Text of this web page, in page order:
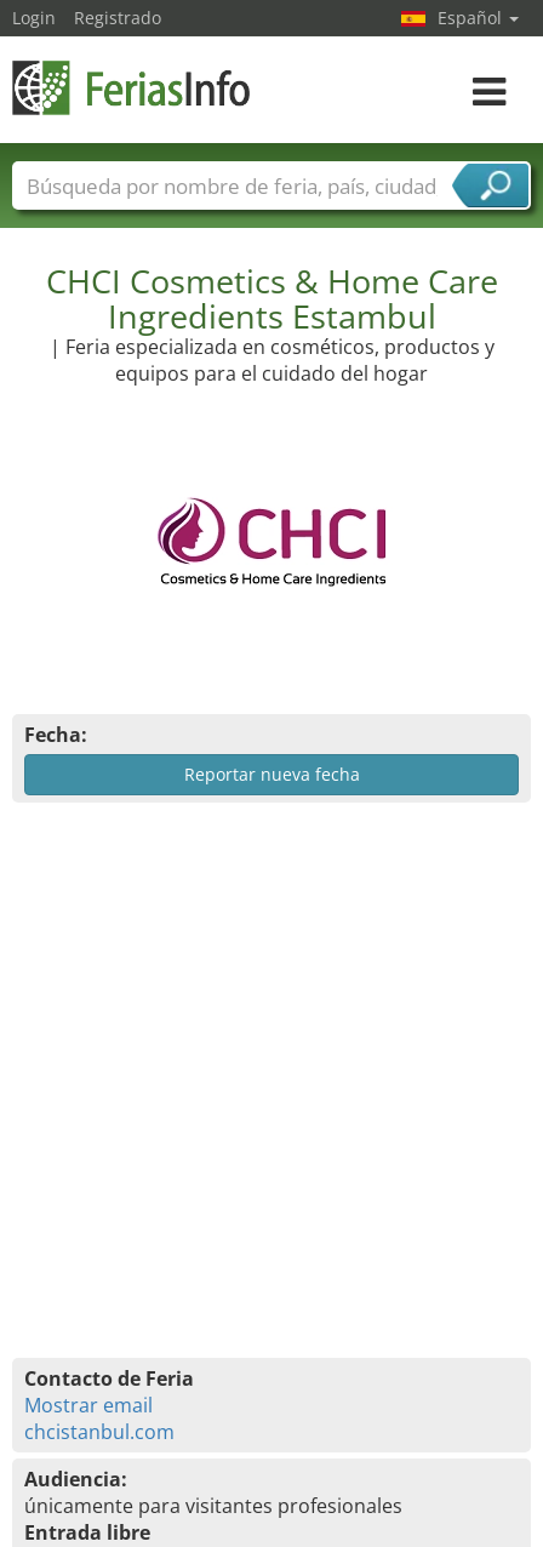
CHCI Cosmetics & Home Care
Ingredients Estambul
| Feria especializada en cosméticos, productos y
equipos para el cuidado del hogar
Fecha:
Reportar nueva fecha
Contacto de Feria
Mostrar email
chcistanbul.com
Audiencia:
únicamente para visitantes profesionales
Entrada libre
Login Registrado Español
toggle
Nombres de ferias Países
Ciudades
Sectores de proveedor de servicios